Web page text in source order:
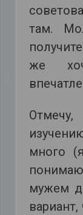
там.
же
много
мужем